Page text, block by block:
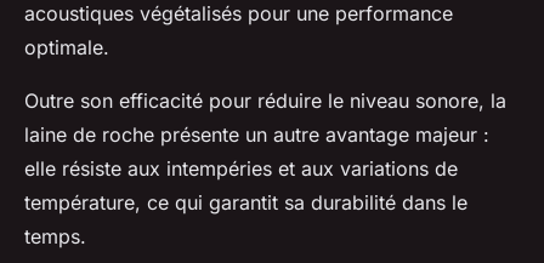
acoustiques végétalisés pour une performance
optimale.
Outre son efficacité pour réduire le niveau sonore, la
laine de roche présente un autre avantage majeur :
elle résiste aux intempéries et aux variations de
température, ce qui garantit sa durabilité dans le
temps.